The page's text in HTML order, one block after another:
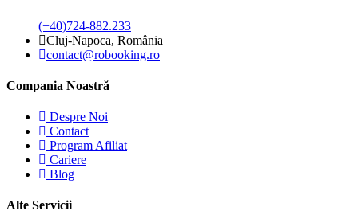
(+40)724-882.233
Cluj-Napoca, România
contact@robooking.ro
Compania Noastră
Despre Noi
Contact
Program Afiliat
Cariere
Blog
Alte Servicii